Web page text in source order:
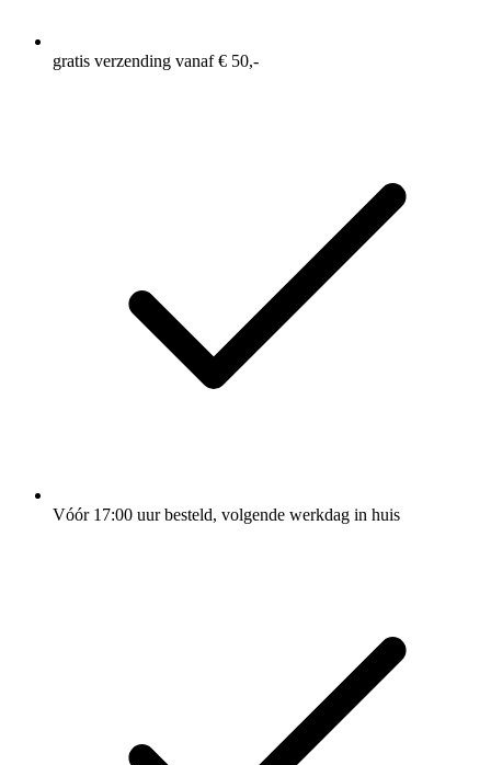
gratis verzending vanaf € 50,-
Vóór 17:00 uur besteld, volgende werkdag in huis